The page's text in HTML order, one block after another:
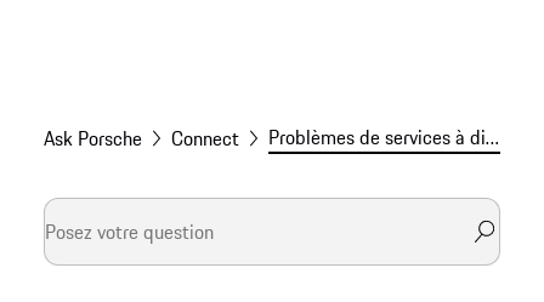
Ask Porsche Connect Problèmes de services à distance dans l'appli My Porsche